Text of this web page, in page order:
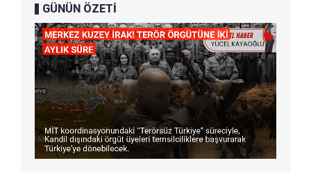
GÜNÜN ÖZETİ